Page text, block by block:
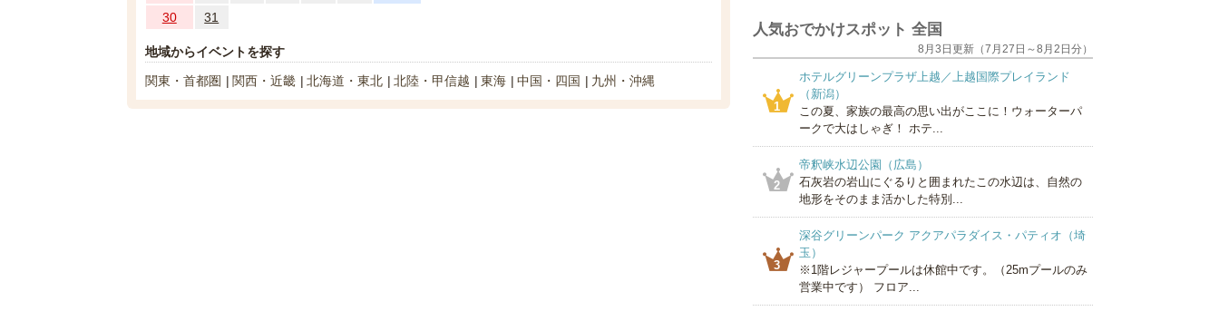
30
31
地域からイベントを探す
関東・首都圏
関西・近畿 北海道・東北 北陸・甲信越 東海 中国・四国 九州・沖縄
人気おでかけスポット 全国
8月3日更新（7月27日～8月2日分）
1
ホテルグリーンプラザ上越／上越国際プレイランド
（新潟）
この夏、家族の最高の思い出がここに！ウォーターパ
ークで大はしゃぎ！ ホテ...
2
帝釈峡水辺公園（広島）
石灰岩の岩山にぐるりと囲まれたこの水辺は、自然の
地形をそのまま活かした特別...
3
深谷グリーンパーク アクアパラダイス・パティオ（埼
玉）
※1階レジャープールは休館中です。（25mプールのみ
営業中です） フロア...